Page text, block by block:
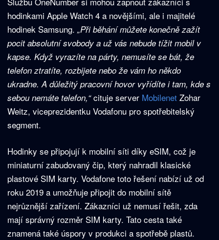
hodinkami Apple Watch 4 a novějšími, ale i majitelé
hodinek Samsung. „Při běhání můžete konečně zažít
pocit absolutní svobody a už vás nebude tížit mobil v
kapse. Když vyrazíte na párty, nemusíte se bát, že
telefon ztratíte, rozbijete nebo že vám ho někdo
ukradne. A důležitý pracovní hovor vyřídíte i tam, kde s
sebou nemáte telefon,“cituje server Mobilenet Zohar
Weitz, viceprezidentku Vodafonu pro spotřebitelský
segment.
Hodinky se připojují k mobilní síti díky eSIM, což je
miniaturní zabudovaný čip, který nahradil klasické
plastové SIM karty. Vodafone toto řešení nabízí už od
roku 2019 a umožňuje připojit do mobilní sítě
nejrůznější zařízení. Zákazníci už nemusí řešit, zda
mají správný rozměr SIM karty. Tato cesta také
znamená také úspory v produkci a spotřebě plastů.